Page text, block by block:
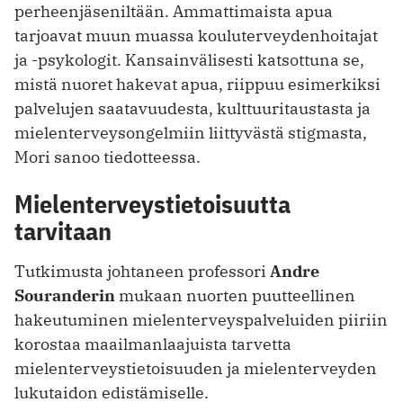
perheenjäseniltään. Ammattimaista apua
tarjoavat muun muassa kouluterveydenhoitajat
ja -psykologit. Kansainvälisesti katsottuna se,
mistä nuoret hakevat apua, riippuu esimerkiksi
palvelujen saatavuudesta, kulttuuritaustasta ja
mielenterveysongelmiin liittyvästä stigmasta,
Mori sanoo tiedotteessa.
Mielenterveystietoisuutta
tarvitaan
Tutkimusta johtaneen professori Andre
Souranderin mukaan nuorten puutteellinen
hakeutuminen mielenterveyspalveluiden piiriin
korostaa maailmanlaajuista tarvetta
mielenterveystietoisuuden ja mielenterveyden
lukutaidon edistämiselle.